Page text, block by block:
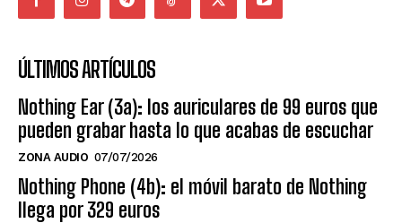
ÚLTIMOS ARTÍCULOS
Nothing Ear (3a): los auriculares de 99 euros que
pueden grabar hasta lo que acabas de escuchar
ZONA AUDIO 07/07/2026
Nothing Phone (4b): el móvil barato de Nothing
llega por 329 euros